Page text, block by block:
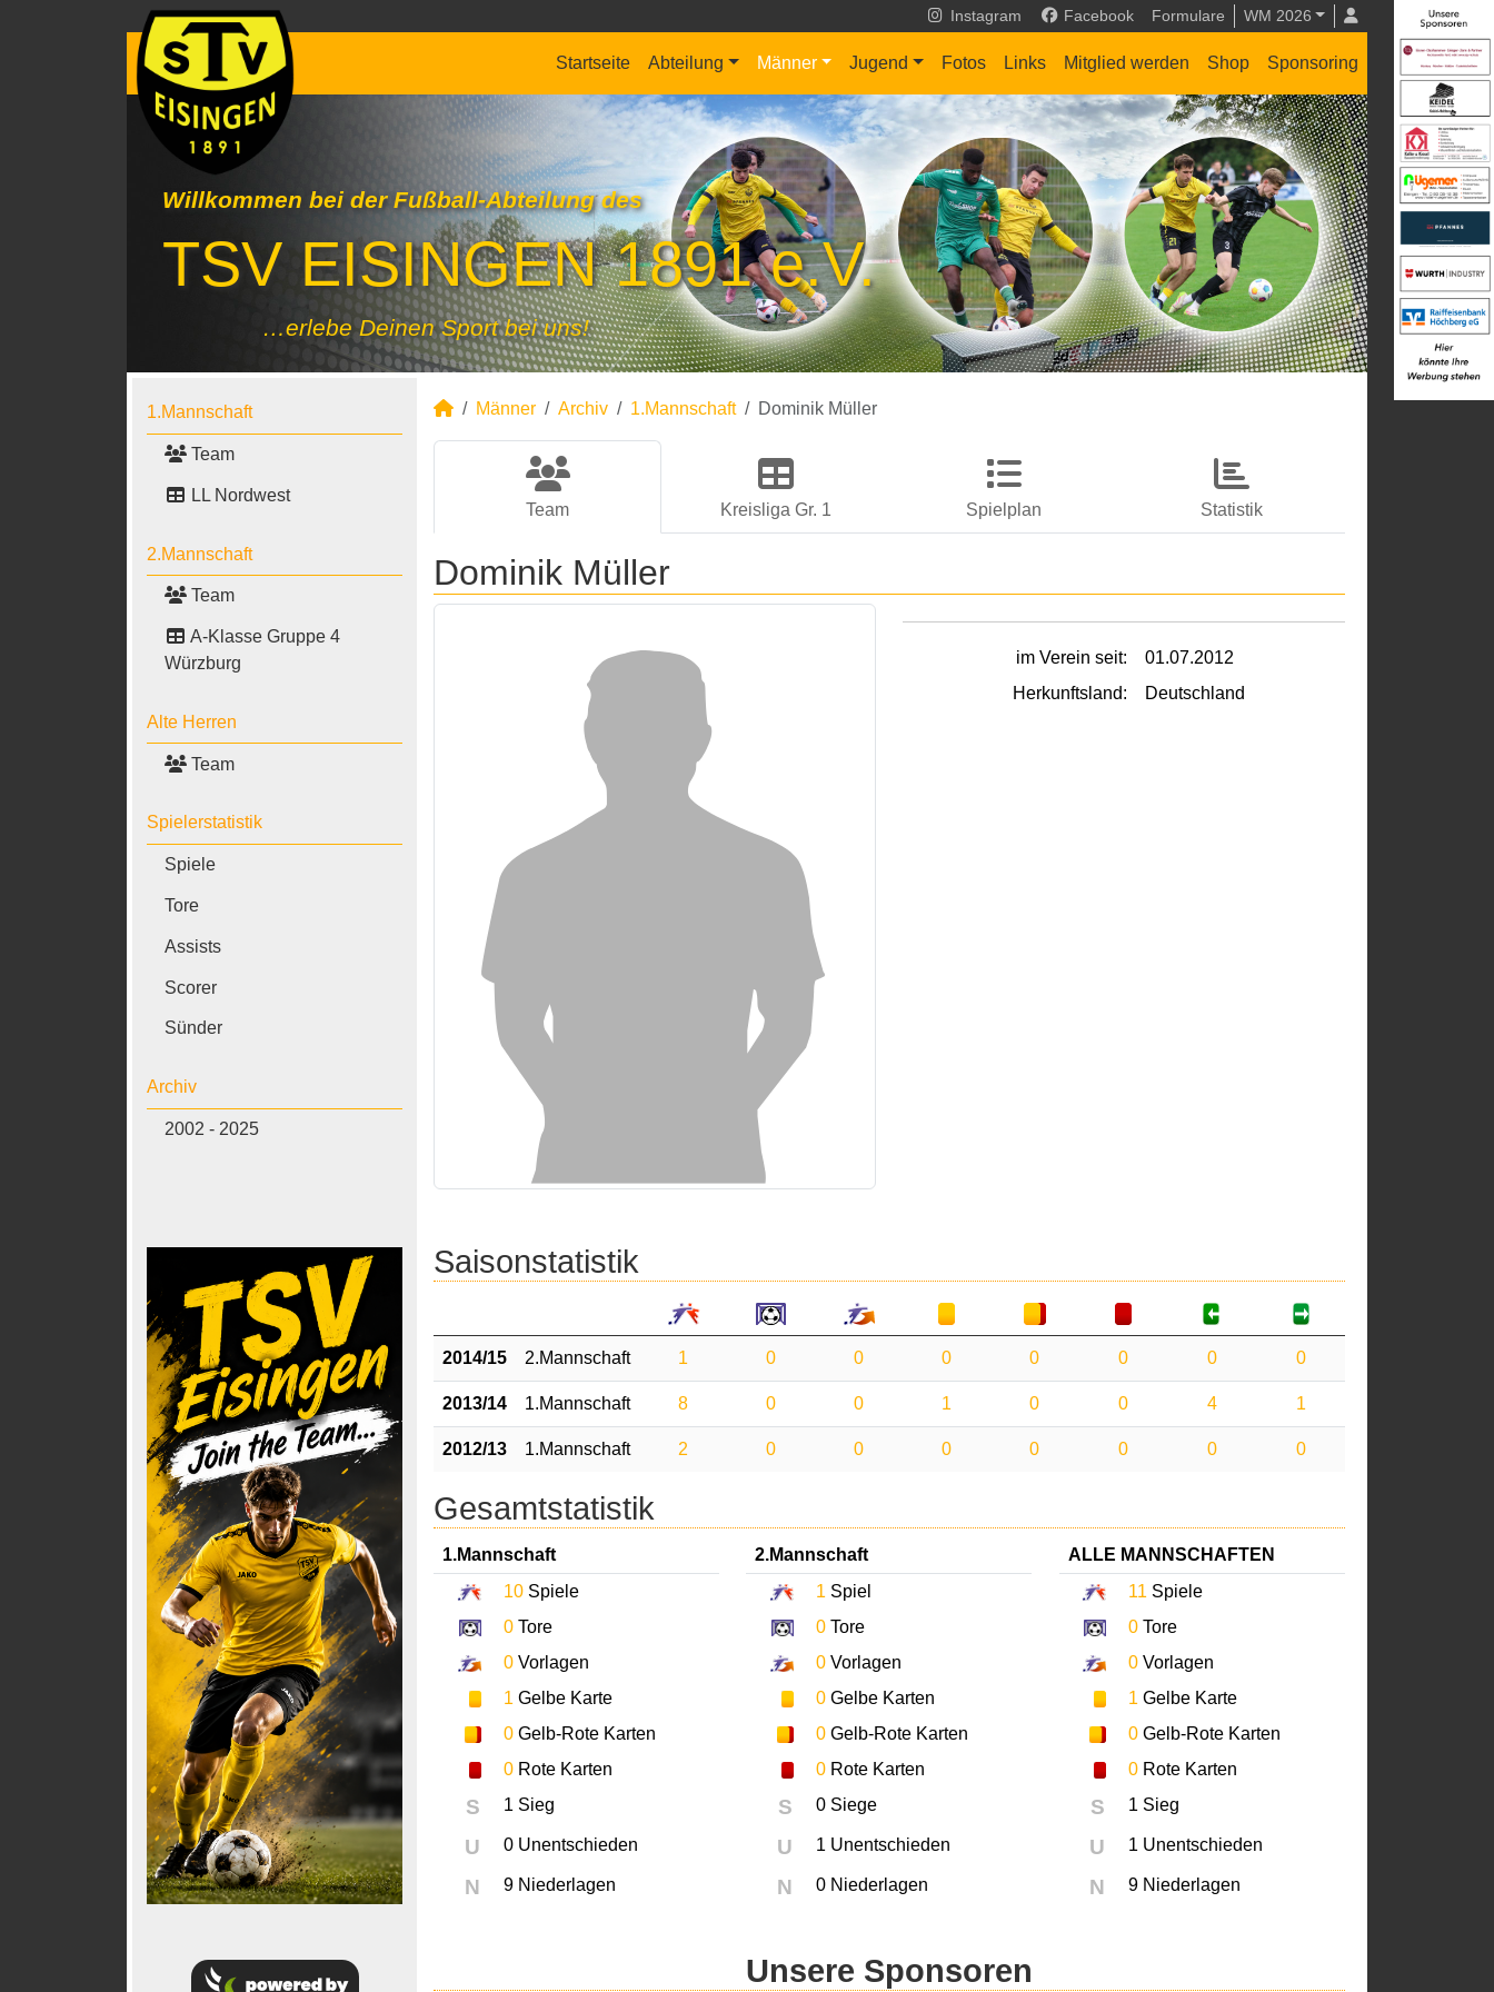
Instagram Facebook Formulare WM 2026
Startseite Abteilung Männer Jugend Fotos Links Mitglied werden Shop Sponsoring
Willkommen bei der Fußball-Abteilung des
TSV EISINGEN 1891 e.V.
…erlebe Deinen Sport bei uns!
1.Mannschaft
Team
LL Nordwest
2.Mannschaft
Team
A-Klasse Gruppe 4
Würzburg
Alte Herren
Team
Spielerstatistik
Spiele
Tore
Assists
Scorer
Sünder
Archiv
2002 - 2025
Männer Archiv 1.Mannschaft Dominik Müller
Team Kreisliga Gr. 1 Spielplan Statistik
Dominik Müller
im Verein seit:
01.07.2012
Herkunftsland:
Deutschland
Saisonstatistik
2014/15 2.Mannschaft 1 0 0 0 0 0 0 0
2013/14 1.Mannschaft 8 0 0 1 0 0 4 1
2012/13 1.Mannschaft 2 0 0 0 0 0 0 0
Gesamtstatistik
1.Mannschaft
10 Spiele
0 Tore
0 Vorlagen
1 Gelbe Karte
0 Gelb-Rote Karten
0 Rote Karten
S 1 Sieg
U 0 Unentschieden
N 9 Niederlagen
2.Mannschaft
1 Spiel
0 Tore
0 Vorlagen
0 Gelbe Karten
0 Gelb-Rote Karten
0 Rote Karten
S 0 Siege
U 1 Unentschieden
N 0 Niederlagen
ALLE MANNSCHAFTEN
11 Spiele
0Tore
0Vorlagen
1 Gelbe Karte
0Gelb-Rote Karten
0Rote Karten
S 1 Sieg
U 1 Unentschieden
N 9 Niederlagen
Unsere Sponsoren